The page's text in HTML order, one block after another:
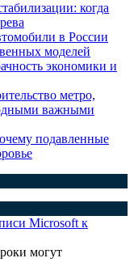
когда
в России
моделей
экономики и
метро,
важными
подавленные
Microsoft к
могут